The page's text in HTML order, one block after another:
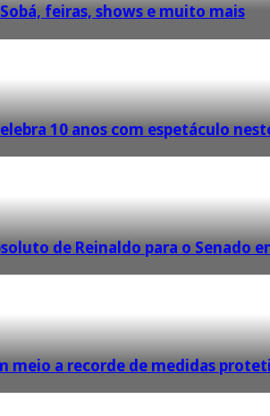
feiras, shows e muito mais
10 anos com espetáculo
de Reinaldo para o Senado
meio a recorde de medidas